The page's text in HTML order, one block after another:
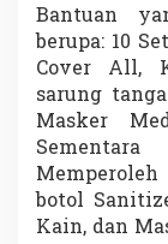
Bantuan
berupa: 10
Cover All,
sarung
Masker
botol
Kain, dan